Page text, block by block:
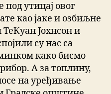
под утицај овог
као јаке и озбиљне
Јохнсон и
су нас са
како бисмо
А за топлину,
на уређивање